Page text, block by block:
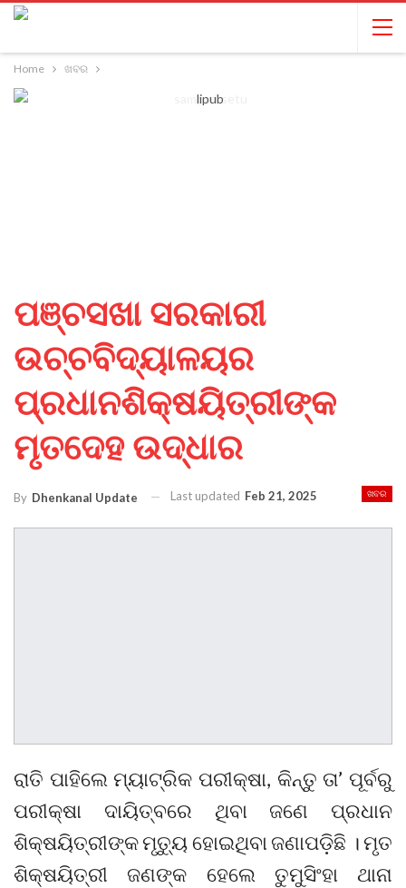
Home ଖବର
ପଞ୍ଚସଖା ସରକାରୀ
ଉଚ୍ଚବିଦ୍ୟାଳୟର
ପ୍ରଧାନଶିକ୍ଷୟିତ୍ରୀଙ୍କ
ମୃତଦେହ ଉଦ୍ଧାର
ଖବର
By Dhenkanal Update Last updated Feb 21, 2025
ରାତି ପାହିଲେ ମ୍ୟାଟ୍ରିକ ପରୀକ୍ଷା, କିନ୍ତୁ ତା’ ପୂର୍ବରୁ
ପରୀକ୍ଷା ଦାୟିତ୍ବରେ ଥିବା ଜଣେ ପ୍ରଧାନ
ଶିକ୍ଷୟିତ୍ରୀଙ୍କ ମୃତ୍ୟୁ ହୋଇଥିବା ଜଣାପଡ଼ିଛି । ମୃତ
ଶିକ୍ଷୟିତ୍ରୀ ଜଣଙ୍କ ହେଲେ ତୁମୁସିଂହା ଥାନା